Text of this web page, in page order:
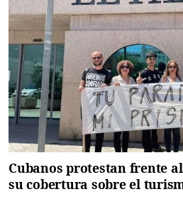
Cubanos protestan frente
su cobertura sobre el